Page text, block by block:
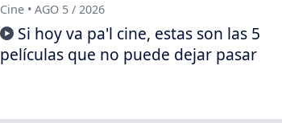
Cine • AGO 5 / 2026
Si hoy va pa'l cine, estas son las 5
películas que no puede dejar pasar